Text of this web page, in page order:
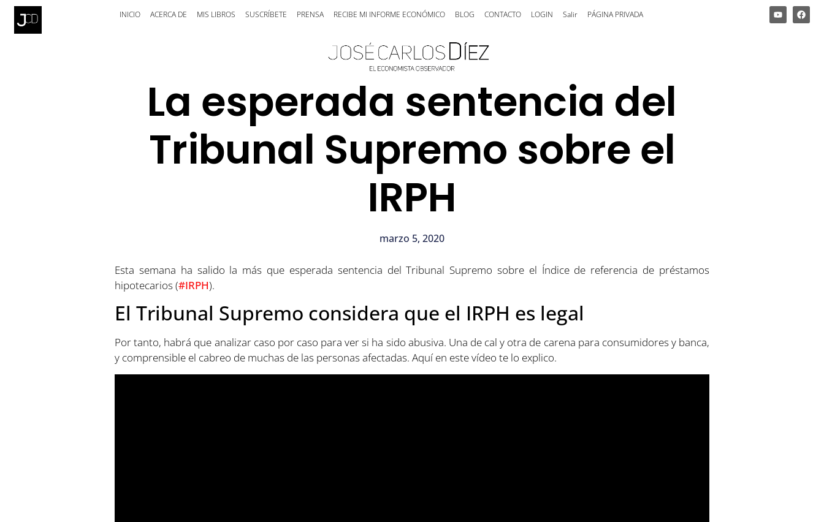
INICIO ACERCA DE MIS LIBROS SUSCRÍBETE PRENSA RECIBE MI INFORME ECONÓMICO BLOG CONTACTO LOGIN Salir PÁGINA PRIVADA
La esperada sentencia del
Tribunal Supremo sobre el
IRPH
marzo 5, 2020
Esta semana ha salido la más que esperada sentencia del Tribunal Supremo sobre el Índice de referencia de préstamos
hipotecarios (#IRPH).
El Tribunal Supremo considera que el IRPH es legal
Por tanto, habrá que analizar caso por caso para ver si ha sido abusiva. Una de cal y otra de carena para consumidores y banca,
y comprensible el cabreo de muchas de las personas afectadas. Aquí en este vídeo te lo explico.